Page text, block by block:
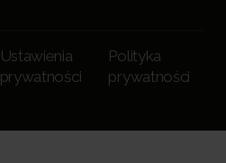
Ustawienia
prywatności
Polityka
prywatności